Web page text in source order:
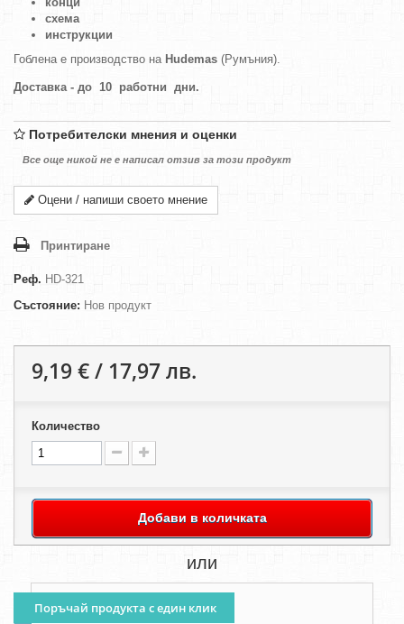
схема
инструкции
Гоблена е производство на Hudemas (Румъния).
Доставка - до 10 работни дни.
Потребителски мнения и оценки
Все още никой не е написал отзив за този продукт
Оцени / напиши своето мнение
Принтиране
Реф. HD-321
Състояние: Нов продукт
9,19 € / 17,97 лв.
Количество
Добави в количката
или
Поръчай продукта с един клик